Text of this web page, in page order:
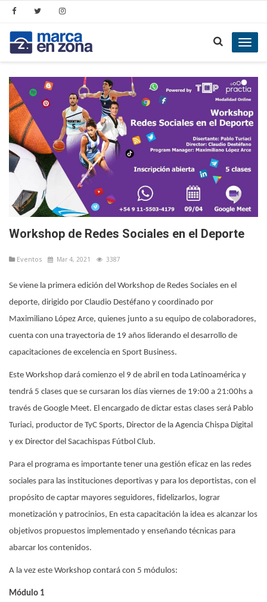
Workshop de Redes Sociales en el Deporte
Eventos Mar 4, 2021 3387
Se viene la primera edición del Workshop de Redes Sociales en el
deporte, dirigido por Claudio Destéfano y coordinado por
Maximiliano López Arce, quienes junto a su equipo de colaboradores,
cuenta con una trayectoria de 19 años liderando el desarrollo de
capacitaciones de excelencia en Sport Business.
Este Workshop dará comienzo el 9 de abril en toda Latinoamérica y
tendrá 5 clases que se cursaran los días viernes de 19:00 a 21:00hs a
través de Google Meet. El encargado de dictar estas clases será Pablo
Turiaci, productor de TyC Sports, Director de la Agencia Chispa Digital
y ex Director del Sacachispas Fútbol Club.
Para el programa es importante tener una gestión eficaz en las redes
sociales para las instituciones deportivas y para los deportistas, con el
propósito de captar mayores seguidores, fidelizarlos, lograr
monetización y patrocinios, En esta capacitación la idea es alcanzar los
objetivos propuestos implementado y enseñando técnicas para
abarcar los contenidos.
A la vez este Workshop contará con 5 módulos:
Módulo 1